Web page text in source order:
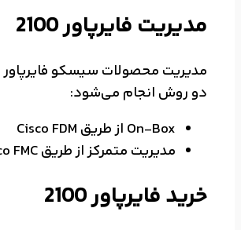
مدیریت فایرپاور 2100
دو روش انجام می‌شود:
On-Box از طریق Cisco FDM
مدیریت متمرکز از طریق Cisco FMC
خرید فایرپاور 2100